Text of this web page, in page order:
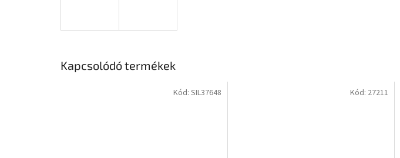
Kapcsolódó termékek
Kód: SIL37648 Kód: 27211